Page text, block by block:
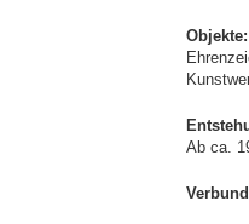
Objekte:
Ab ca.